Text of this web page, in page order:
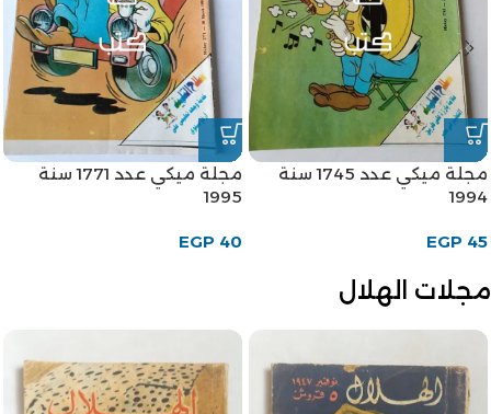
مجلة ميكي عدد 1745 سنة
1994
EGP 45
مجلة ميكي عدد 1771 سنة
1995
EGP 40
مجلات الهلال